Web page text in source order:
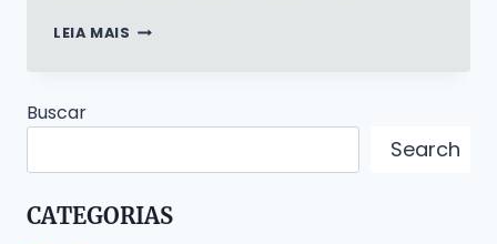
LEIA MAIS ANIVERSÁRIO
Buscar
Search
CATEGORIAS